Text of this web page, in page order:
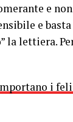
e
e basta
la lettiera.
i